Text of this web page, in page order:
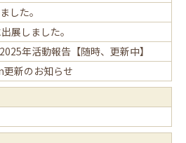
した。
展しました。
年活動報告【随時、更新中】
新のお知らせ